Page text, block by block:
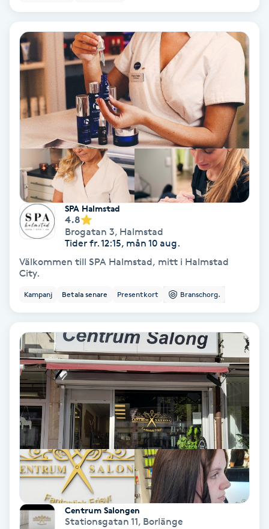
Koppningsmassage
Kosmetisk tatuering
Kostrådgivning
Kroppsinpackning
Kroppspeeling
Käkledsbehandling
Kärlbehandling
Laserbehandling
Lashlift Keratin
LED-ljusterapi
Liktornar
LPG
LPG-behandling
LPG-massage
Luggklippning
SPA Halmstad
4.8
Brogatan 3, Halmstad
Tider fr. 12:15, mån 10 aug.
Välkommen till SPA Halmstad, mitt i Halmstad
City.
Kampanj Betala senare Presentkort Branschorg.
Centrum Salongen
Stationsgatan 11, Borlänge